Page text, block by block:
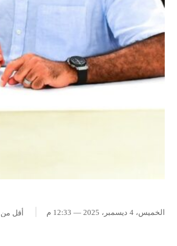
الخميس، 4 ديسمبر، 2025 — 12:33 م أقل من